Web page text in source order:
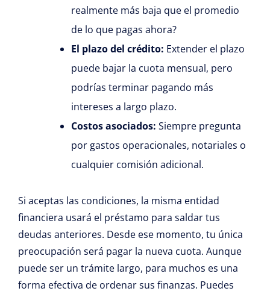
realmente más baja que el promedio
de lo que pagas ahora?
El plazo del crédito: Extender el plazo
puede bajar la cuota mensual, pero
podrías terminar pagando más
intereses a largo plazo.
Costos asociados: Siempre pregunta
por gastos operacionales, notariales o
cualquier comisión adicional.
Si aceptas las condiciones, la misma entidad
financiera usará el préstamo para saldar tus
deudas anteriores. Desde ese momento, tu única
preocupación será pagar la nueva cuota. Aunque
puede ser un trámite largo, para muchos es una
forma efectiva de ordenar sus finanzas. Puedes